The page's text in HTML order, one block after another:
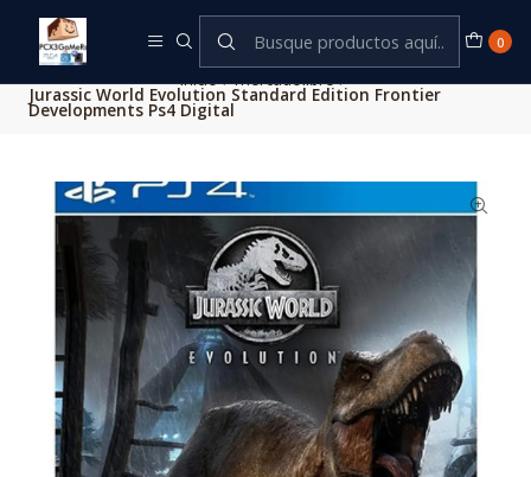
0
Inicio mercadolibre
Jurassic World Evolution Standard Edition Frontier
Developments Ps4 Digital